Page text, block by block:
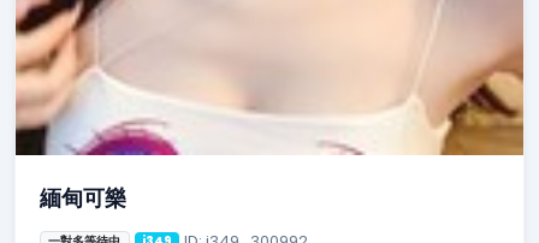
緬甸可樂